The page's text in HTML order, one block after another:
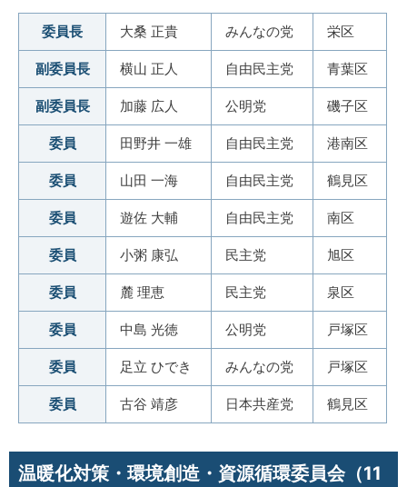
委員長 大桑 正貴 みんなの党 栄区
副委員長 横山 正人 自由民主党 青葉区
副委員長 加藤 広人 公明党 磯子区
委員 田野井 一雄 自由民主党 港南区
委員 山田 一海 自由民主党 鶴見区
委員 遊佐 大輔 自由民主党 南区
委員 小粥 康弘 民主党 旭区
委員 麓 理恵 民主党 泉区
委員 中島 光徳 公明党 戸塚区
委員 足立 ひでき みんなの党 戸塚区
委員 古谷 靖彦 日本共産党 鶴見区
温暖化対策・環境創造・資源循環委員会（11